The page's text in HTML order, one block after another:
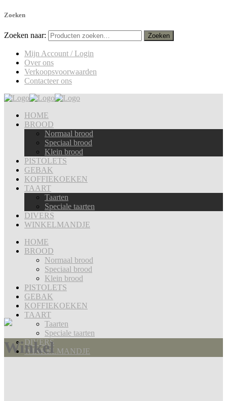
Zoeken
Zoeken naar:
Mijn Account / Login
Over ons
Verkoopsvoorwaarden
Contacteer ons
HOME
BROOD
Normaal brood
Speciaal brood
Klein brood
PISTOLETS
GEBAK
KOFFIEKOEKEN
TAART
Taarten
Speciale taarten
DIVERS
WINKELMANDJE
HOME
BROOD
Normaal brood
Speciaal brood
Klein brood
PISTOLETS
GEBAK
KOFFIEKOEKEN
TAART
Taarten
Speciale taarten
DIVERS
WINKELMANDJE
Winkel